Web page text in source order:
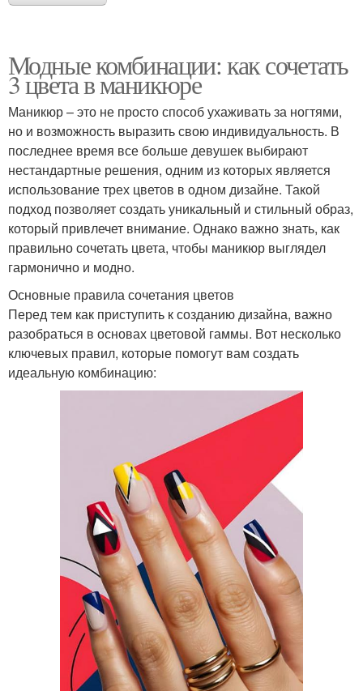
Модные комбинации: как сочетать
3 цвета в маникюре
Маникюр – это не просто способ ухаживать за ногтями,
но и возможность выразить свою индивидуальность. В
последнее время все больше девушек выбирают
нестандартные решения, одним из которых является
использование трех цветов в одном дизайне. Такой
подход позволяет создать уникальный и стильный образ,
который привлечет внимание. Однако важно знать, как
правильно сочетать цвета, чтобы маникюр выглядел
гармонично и модно.
Основные правила сочетания цветов
Перед тем как приступить к созданию дизайна, важно
разобраться в основах цветовой гаммы. Вот несколько
ключевых правил, которые помогут вам создать
идеальную комбинацию: